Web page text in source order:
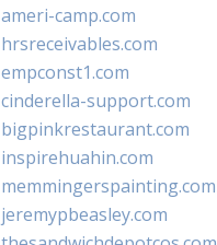
ameri-camp.com
hrsreceivables.com
empconst1.com
cinderella-support.com
bigpinkrestaurant.com
inspirehuahin.com
memmingerspainting.com
jeremypbeasley.com